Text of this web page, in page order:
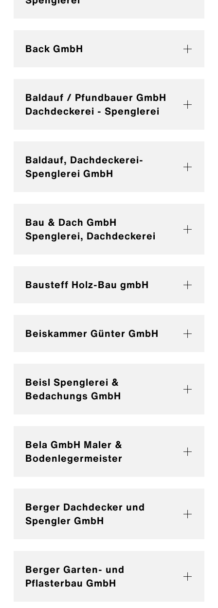
Back GmbH
Baldauf / Pfundbauer GmbH
Dachdeckerei - Spenglerei
Baldauf, Dachdeckerei-
Spenglerei GmbH
Bau & Dach GmbH
Spenglerei, Dachdeckerei
Bausteff Holz-Bau gmbH
Beiskammer Günter GmbH
Beisl Spenglerei &
Bedachungs GmbH
Bela GmbH Maler &
Bodenlegermeister
Berger Dachdecker und
Spengler GmbH
Berger Garten- und
Pflasterbau GmbH